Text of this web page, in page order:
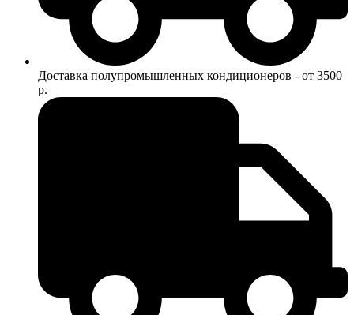
Доставка полупромышленных кондиционеров - от 3500
р.